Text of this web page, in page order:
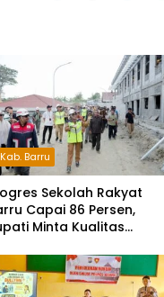
Kab. Barru
Sekolah Rakyat
Capai 86 Persen,
Minta Kualitas